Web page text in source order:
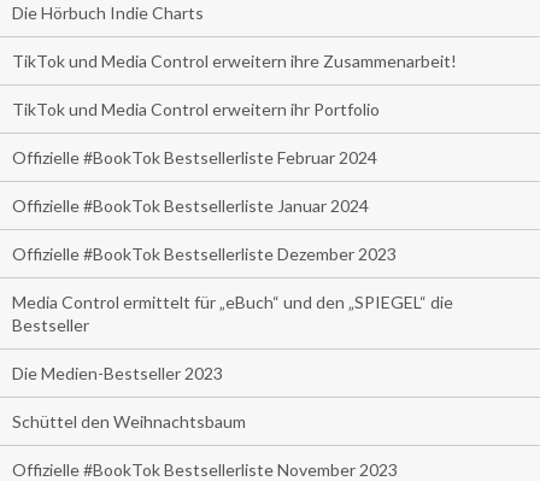
Die Hörbuch Indie Charts
TikTok und Media Control erweitern ihre Zusammenarbeit!
TikTok und Media Control erweitern ihr Portfolio
Offizielle #BookTok Bestsellerliste Februar 2024
Offizielle #BookTok Bestsellerliste Januar 2024
Offizielle #BookTok Bestsellerliste Dezember 2023
Media Control ermittelt für „eBuch“ und den „SPIEGEL“ die
Bestseller
Die Medien-Bestseller 2023
Schüttel den Weihnachtsbaum
Offizielle #BookTok Bestsellerliste November 2023